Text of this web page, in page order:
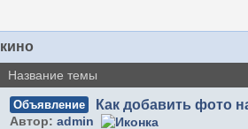
Название темы
Объявление Как добавить фото
Автор: admin